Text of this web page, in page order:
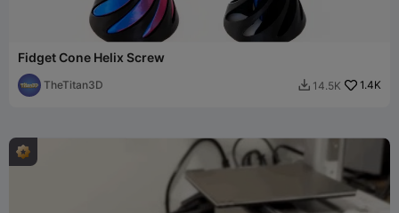
Fidget Cone Helix Screw
TheTitan3D  14.5K 1.4K